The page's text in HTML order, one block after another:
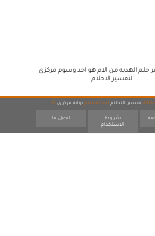
الهديه من الام هو احد وسوم مركزي
لتفسير الاحلام
تفسير الاحلام احد اقسام بوابة مركزي 17
شروط
الاستخدام
اتصل بنا